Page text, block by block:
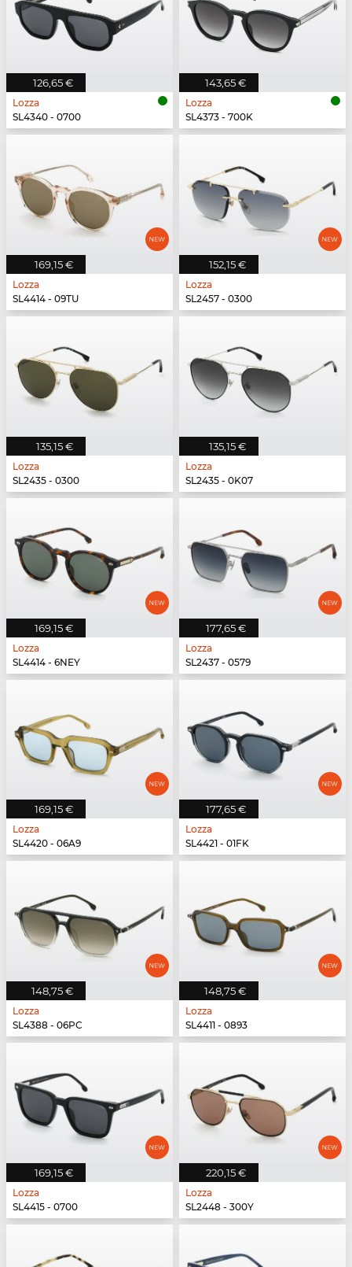
126,65 €
Lozza
SL4340 - 0700
143,65 €
Lozza
SL4373 - 700K
169,15 €
Lozza
SL4414 - 09TU
152,15 €
Lozza
SL2457 - 0300
135,15 €
Lozza
SL2435 - 0300
135,15 €
Lozza
SL2435 - 0K07
169,15 €
Lozza
SL4414 - 6NEY
177,65 €
Lozza
SL2437 - 0579
169,15 €
Lozza
SL4420 - 06A9
177,65 €
Lozza
SL4421 - 01FK
148,75 €
Lozza
SL4388 - 06PC
148,75 €
Lozza
SL4411 - 0893
169,15 €
Lozza
SL4415 - 0700
220,15 €
Lozza
SL2448 - 300Y